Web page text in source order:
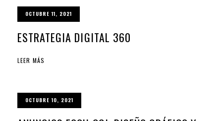
OCTUBRE 11, 2021
ESTRATEGIA DIGITAL 360
LEER MÁS
OCTUBRE 10, 2021